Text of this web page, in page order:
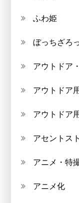
ふわ姫
ぼっちざろ
アウトドア
アウトドア
アウトドア
アセントス
アニメ・特
アニメ化